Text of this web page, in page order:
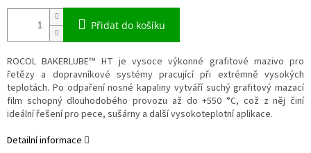
Přidat do košíku
ROCOL BAKERLUBE™ HT je vysoce výkonné grafitové mazivo pro
řetězy a dopravníkové systémy pracující při extrémně vysokých
teplotách. Po odpaření nosné kapaliny vytváří suchý grafitový mazací
film schopný dlouhodobého provozu až do +550 °C, což z něj činí
ideální řešení pro pece, sušárny a další vysokoteplotní aplikace.
Detailní informace